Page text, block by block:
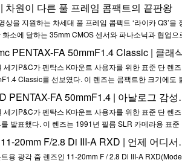
차원이 다른 풀 프레임 콤팩트의 끝판왕
상을 지원하는 차세대 풀 프레임 콤팩트 ‘라이카 Q3’을
소에 달하는 35mm CMOS 센서와 파나소닉과 협업으
가 더해진 하이브리드 오토 포커스 시스템이 채택되어
르고 부드럽…
세기P&C가 펜탁스 K마운트 사용자를 위한 표준 단 렌즈
Classic를 선보였다. 이 렌즈는 콤팩트한 크기에도
용 표준 렌즈로 출시된 smc PENTAX-FA 50mmF1.4
인 외관은 레트로 감성을 더해준다. 역…
세기P&C, 리코 HD
세기P&C가 펜탁스 K마운트 사용자를 위한 표준 단 렌
발표했다. 이 렌즈는 1991년 필름 SLR 카메라용 표준
랑한다. 렌즈 전면에 물과 기름을 방지하는 SP(슈퍼 프
부 오염 물질로부터 렌즈를 보호하…
탐론, 후지필름용
용 광각 줌 렌즈인 11-20mm F / 2.8 Di III-A